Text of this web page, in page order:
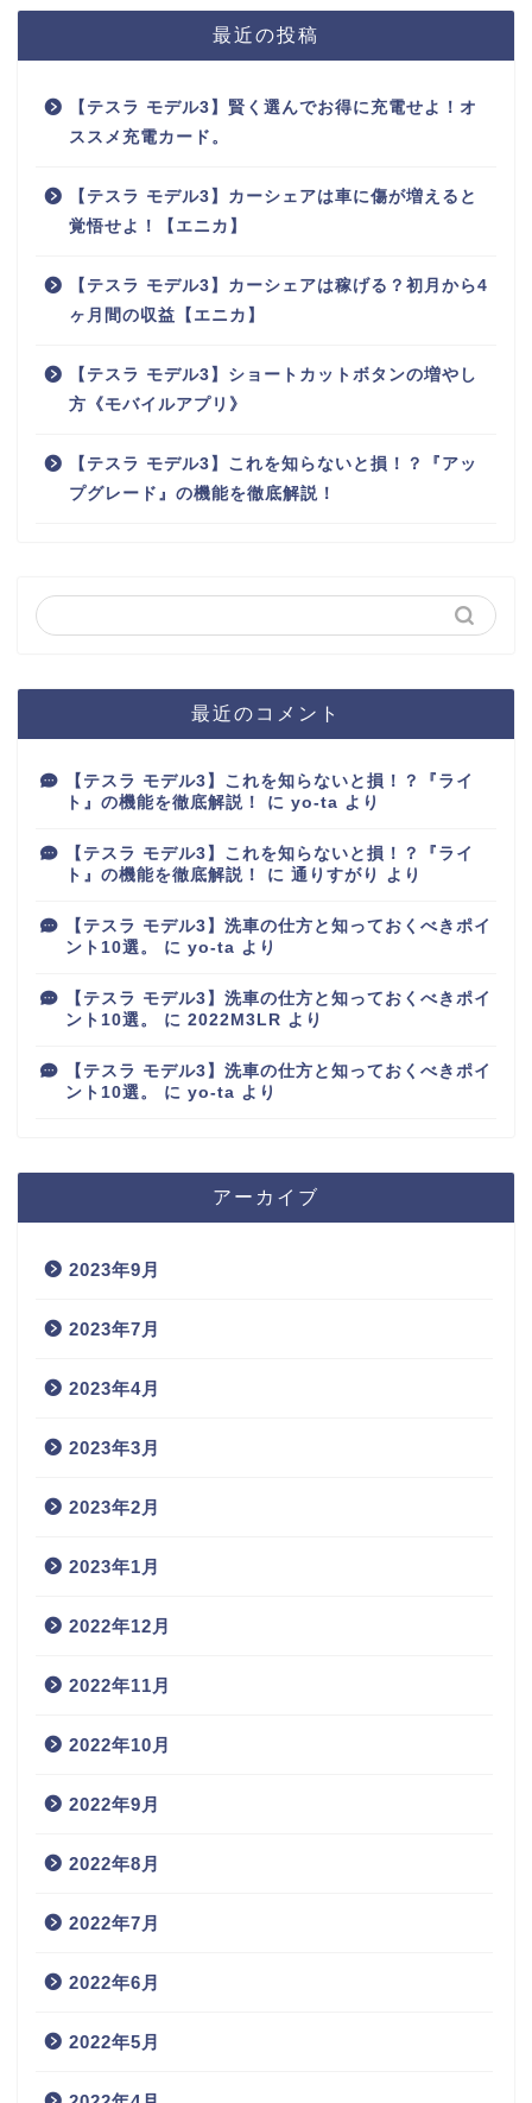
最近の投稿
【テスラ モデル3】賢く選んでお得に充電せよ！オ
ススメ充電カード。
【テスラ モデル3】カーシェアは車に傷が増えると
覚悟せよ！【エニカ】
【テスラ モデル3】カーシェアは稼げる？初月から4
ヶ月間の収益【エニカ】
【テスラ モデル3】ショートカットボタンの増やし
方《モバイルアプリ》
【テスラ モデル3】これを知らないと損！？『アッ
プグレード』の機能を徹底解説！
最近のコメント
【テスラ モデル3】これを知らないと損！？『ライ
ト』の機能を徹底解説！
に yo-ta より
【テスラ モデル3】これを知らないと損！？『ライ
ト』の機能を徹底解説！
に 通りすがり より
【テスラ モデル3】洗車の仕方と知っておくべきポイ
ント10選。
に yo-ta より
【テスラ モデル3】洗車の仕方と知っておくべきポイ
ント10選。
に 2022M3LR より
【テスラ モデル3】洗車の仕方と知っておくべきポイ
ント10選。
に yo-ta より
アーカイブ
2023年9月
2023年7月
2023年4月
2023年3月
2023年2月
2023年1月
2022年12月
2022年11月
2022年10月
2022年9月
2022年8月
2022年7月
2022年6月
2022年5月